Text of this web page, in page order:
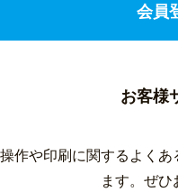
会員
お客様
操作や印刷に関するよく
ます。ぜひ